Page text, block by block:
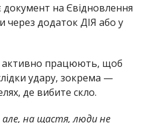
на Євідновлення
додаток ДІЯ або у
активно працюють, щоб
удару, зокрема —
де вибите скло.
але, на щастя, люди не